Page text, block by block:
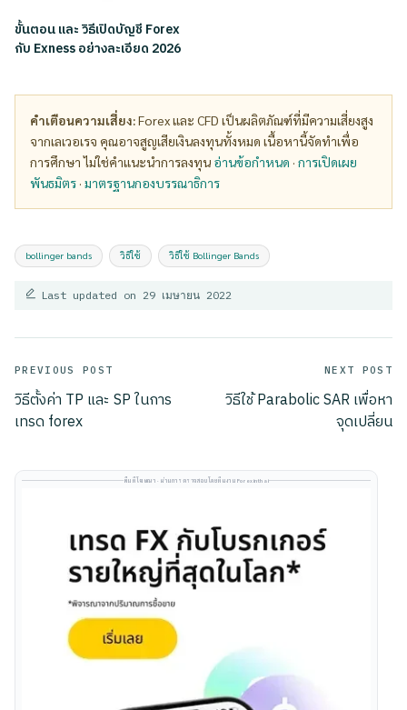
ขั้นตอน และ วิธีเปิดบัญชี Forex
กับ Exness อย่างละเอียด 2026
คำเตือนความเสี่ยง:Forex และ CFD เป็นผลิตภัณฑ์ที่มีความเสี่ยงสูง
จากเลเวอเรจ คุณอาจสูญเสียเงินลงทุนทั้งหมด เนื้อหานี้จัดทำเพื่อ
การศึกษา ไม่ใช่คำแนะนำการลงทุน อ่านข้อกำหนด · การเปิดเผย
พันธมิตร · มาตรฐานกองบรรณาธิการ
Tags:
bollinger bands วิธีใช้ วิธีใช้ Bollinger Bands
Last updated on 29 เมษายน 2022
Post
navigation
PREVIOUS POST
วิธีตั้งค่า TP และ SP ในการ
เทรด forex
NEXT POST
วิธีใช้ Parabolic SAR เพื่อหา
จุดเปลี่ยน
พื้นที่โฆษณา · ผ่านการตรวจสอบโดยทีมงาน Forexinthai